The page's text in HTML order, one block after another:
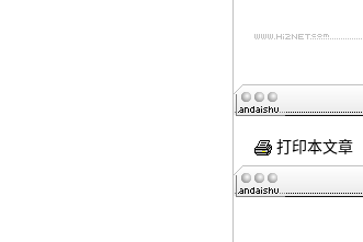
打印本文章